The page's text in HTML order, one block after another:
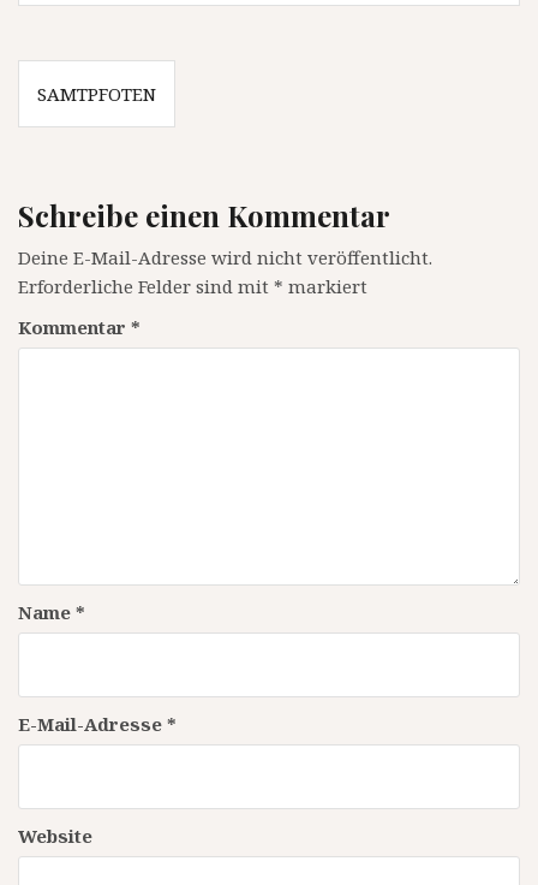
Beitragsnavigation
SAMTPFOTEN
Schreibe einen Kommentar
Deine E-Mail-Adresse wird nicht veröffentlicht.
Erforderliche Felder sind mit * markiert
Kommentar *
Name *
E-Mail-Adresse *
Website